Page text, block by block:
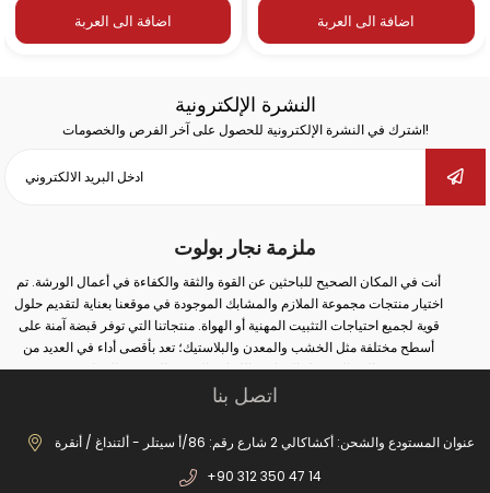
اضافة الى العربة اضافة الى العربة
النشرة الإلكترونية
اشترك في النشرة الإلكترونية للحصول على آخر الفرص والخصومات!
ملزمة نجار بولوت
أنت في المكان الصحيح للباحثين عن القوة والثقة والكفاءة في أعمال الورشة. تم
اختيار منتجات مجموعة الملازم والمشابك الموجودة في موقعنا بعناية لتقديم حلول
قوية لجميع احتياجات التثبيت المهنية أو الهواة. منتجاتنا التي توفر قبضة آمنة على
أسطح مختلفة مثل الخشب والمعدن والبلاستيك؛ تعد بأقصى أداء في العديد من
المجالات مثل النجارة واللحام والثقب والتجميع والإصلاح.
سواء كنت تقوم بأعمال صناعية واسعة النطاق أو إصلاحات بسيطة في المنزل؛ يمكنك
منتجاتنا الواسعة من الملازم المطروقة إلى ملازم المثقاب، ومن ملازم السكك
الحديدية إلى ملازم صانع الغلايات، يمكنك العثور على بدائل مناسبة لكل مجال
استخدام. بفضل أنظمة الفتح والإغلاق السريعة، والحلول من نوع الخطاف، والهياكل
اتصل بنا
عنوان المستودع والشحن: أكشاكالي 2 شارع رقم: 86/أ سيتلر - ألتنداغ / أنقرة
+90 312 350 47 14